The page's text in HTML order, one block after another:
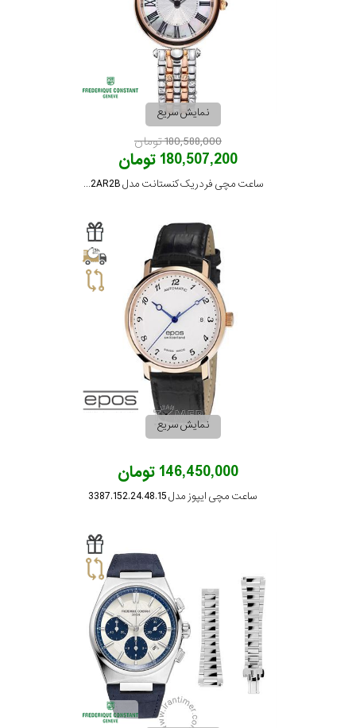
نمایش سریع
180,588,000 تومان
180,507,200 تومان
ساعت مچی فردریک کنستانت مدل FC-200MPW2AR2B
نمایش سریع
146,450,000 تومان
ساعت مچی ایپوز مدل 3387.152.24.48.15